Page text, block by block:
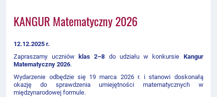
KANGUR Matematyczny 2026
12.12.2025 r.
Zapraszamy uczniówklas 2–8 do udziału w konkursie Kangur
Matematyczny 2026.
Wydarzenie odbędzie się 19 marca 2026 r. i stanowi doskonałą
okazję do sprawdzenia umiejętności matematycznych w
międzynarodowej formule.